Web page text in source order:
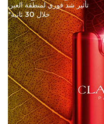
تأثير شد فوري لمنطقة العين
خلال 30 ثانية*